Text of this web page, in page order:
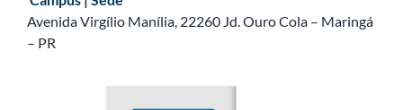
Avenida Virgílio Manília, 22260 Jd. Ouro Cola – Maringá
– PR